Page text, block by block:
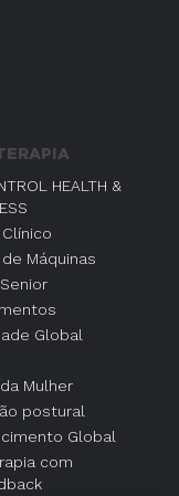
HEALTH &
Máquinas
Global
Mulher
postural
Global
com